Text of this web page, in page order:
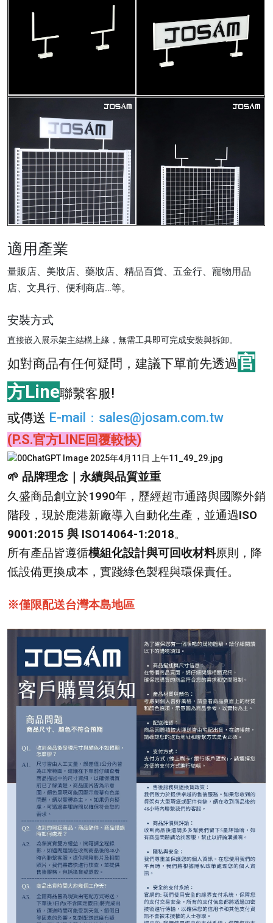
適用產業
量販店、美妝店、藥妝店、精品百貨、五金行、寵物用品
店、文具行、便利商店…等。
安裝方式
直接嵌入展示架主結構上緣，無需工具即可完成安裝與拆卸。
如對商品有任何疑問，建議下單前先透過官
方Line聯繫客服!
或傳送 E-mail ： sales@josam.com.tw
(P.S.官方LINE回覆較快)
🌱 品牌理念｜永續與品質並重
久盛商品創立於1990年，歷經超市通路與國際外銷
階段，現於鹿港新廠導入自動化生產，並通過ISO
9001:2015 與 ISO14064-1:2018。
所有產品皆遵循模組化設計與可回收材料原則，降
低設備更換成本，實踐綠色製程與環保責任。
※僅限配送台灣本島地區